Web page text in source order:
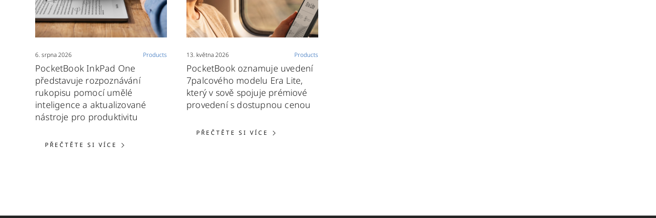
6. srpna 2026 Products
PocketBook InkPad One
představuje rozpoznávání
rukopisu pomocí umělé
inteligence a aktualizované
nástroje pro produktivitu
PŘEČTĚTE SI VÍCE PŘEČTĚTE SI VÍCE: POCKETBOOK INKPAD ONE PŘEDSTAVUJE ROZPOZNÁVÁNÍ RUKOPISU POMOCÍ UMĚLÉ INTELIGENCE A
13. května 2026 Products
PocketBook oznamuje uvedení
7palcového modelu Era Lite,
který v sově spojuje prémiové
provedení s dostupnou cenou
PŘEČTĚTE SI VÍCE PŘEČTĚTE SI VÍCE: POCKETBOOK OZNAMUJE UVEDENÍ 7PALCOVÉHO MODELU ERA LITE, KTERÝ